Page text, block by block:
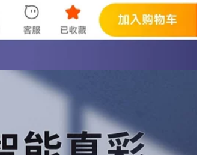
hàn chống thủng
bảo vệ thứ hai kính
râm hàn hàn hồ
quang argon kính
bảo vệ mắt khi hàn
Màu thật hàn mặt
nạ bảo vệ tự động
làm mờ đầu đeo
toàn mặt ánh sáng
hàn hồ quang
argon kính đặc biệt
nắp hàn mũ hàn tự
động
435,000